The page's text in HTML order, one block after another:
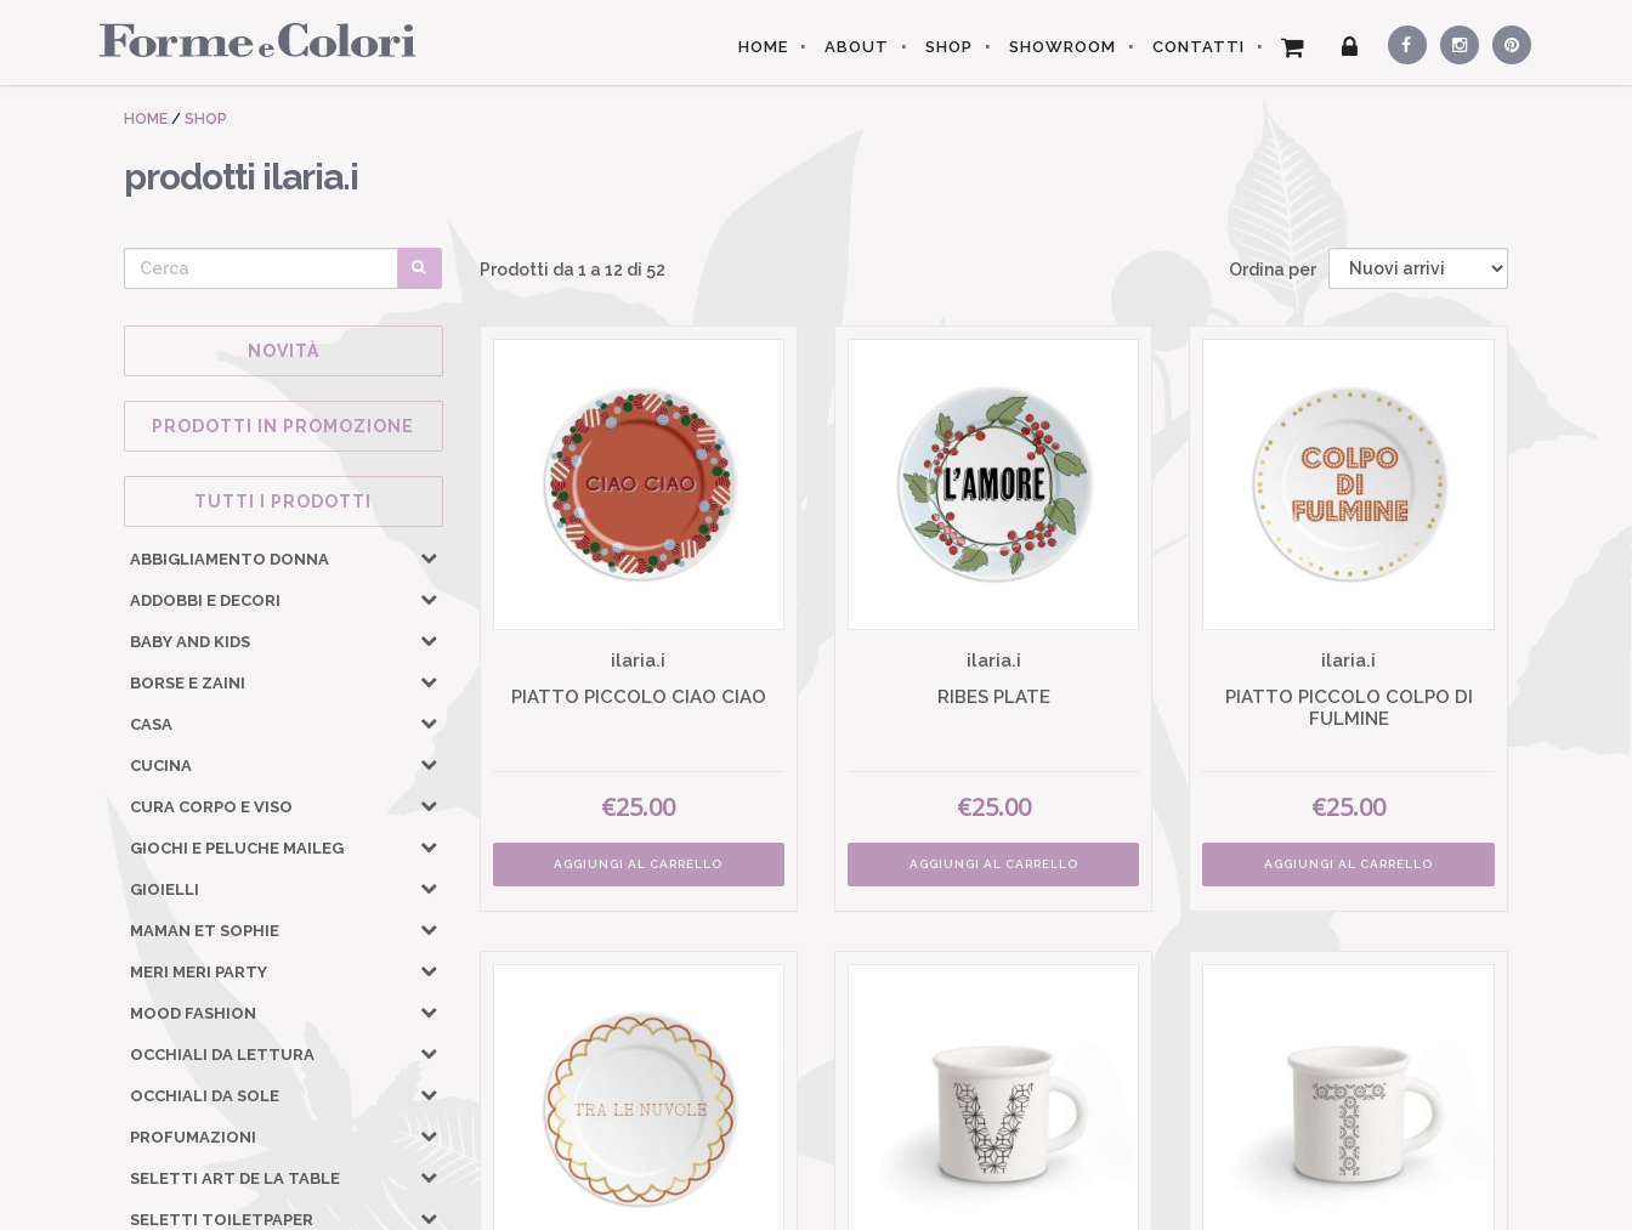
HOME ABOUT SHOP SHOWROOM CONTATTI
HOME / SHOP
prodotti ilaria.i
NOVITÀ
PRODOTTI IN PROMOZIONE
TUTTI I PRODOTTI
ABBIGLIAMENTO DONNA
ADDOBBI E DECORI
BABY AND KIDS
BORSE E ZAINI
CASA
CUCINA
CURA CORPO E VISO
GIOCHI E PELUCHE MAILEG
GIOIELLI
MAMAN ET SOPHIE
MERI MERI PARTY
MOOD FASHION
OCCHIALI DA LETTURA
OCCHIALI DA SOLE
PROFUMAZIONI
SELETTI ART DE LA TABLE
SELETTI TOILETPAPER
Prodotti da 1 a 12 di 52 Ordina per
ilaria.i
PIATTO PICCOLO CIAO CIAO
€25.00
AGGIUNGI AL CARRELLO
ilaria.i
RIBES PLATE
€25.00
AGGIUNGI AL CARRELLO
ilaria.i
PIATTO PICCOLO COLPO DI
FULMINE
€25.00
AGGIUNGI AL CARRELLO